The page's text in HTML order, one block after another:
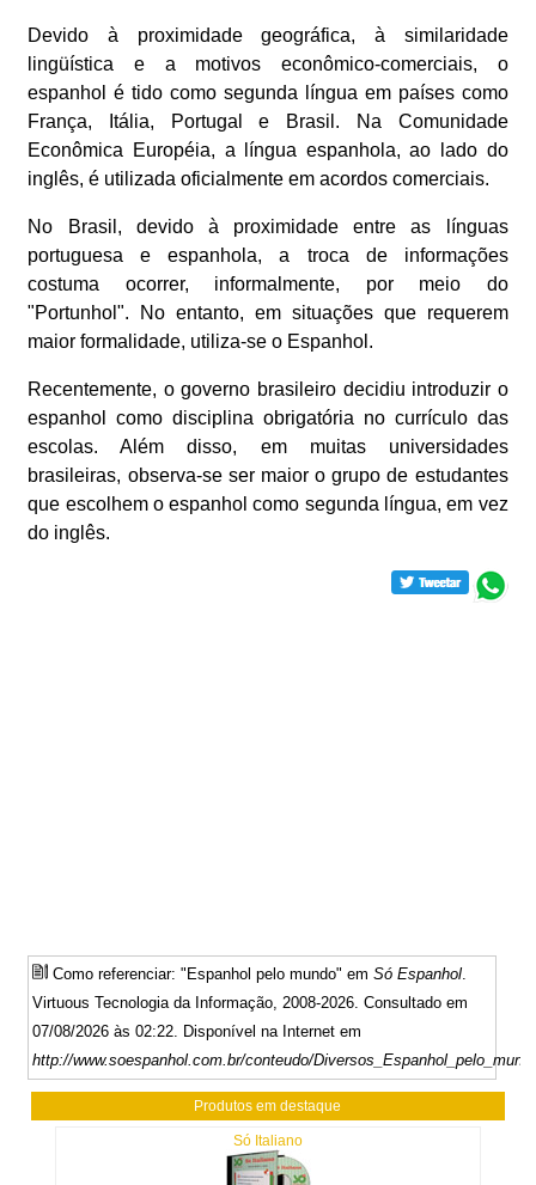
Devido à proximidade geográfica, à similaridade
lingüística e a motivos econômico-comerciais, o
espanhol é tido como segunda língua em países como
França, Itália, Portugal e Brasil. Na Comunidade
Econômica Européia, a língua espanhola, ao lado do
inglês, é utilizada oficialmente em acordos comerciais.
No Brasil, devido à proximidade entre as línguas
portuguesa e espanhola, a troca de informações
costuma ocorrer, informalmente, por meio do
"Portunhol". No entanto, em situações que requerem
maior formalidade, utiliza-se o Espanhol.
Recentemente, o governo brasileiro decidiu introduzir o
espanhol como disciplina obrigatória no currículo das
escolas. Além disso, em muitas universidades
brasileiras, observa-se ser maior o grupo de estudantes
que escolhem o espanhol como segunda língua, em vez
do inglês.
Como referenciar: "Espanhol pelo mundo" emSó Espanhol.
Virtuous Tecnologia da Informação, 2008-2026. Consultado em
07/08/2026 às 02:22. Disponível na Internet em
http://www.soespanhol.com.br/conteudo/
Produtos em destaque
Só Italiano